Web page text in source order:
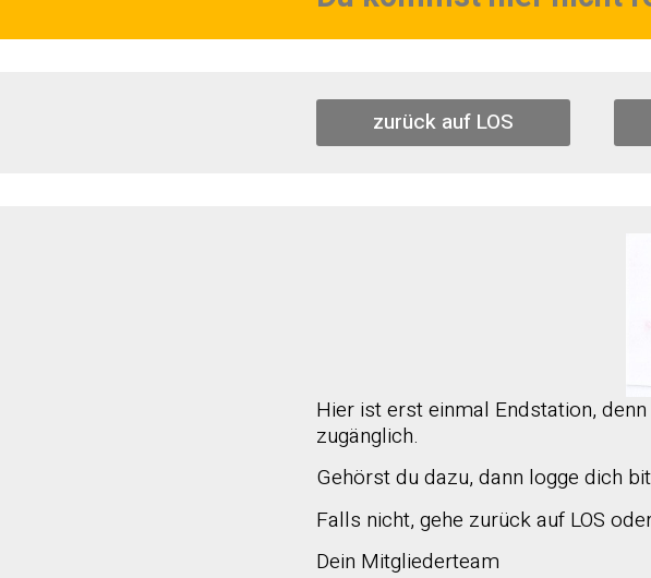
zurück auf LOS
Hier ist erst einmal Endstation,
zugänglich.
Gehörst du dazu, dann logge dich
Falls nicht, gehe zurück auf LOS
Dein Mitgliederteam